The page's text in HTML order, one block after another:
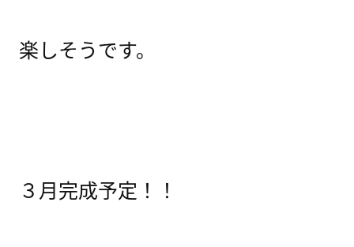
楽しそうです。
３月完成予定！！